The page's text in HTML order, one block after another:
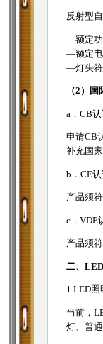
反射型
—额定功
—额定电
—灯头符
（2）
a．CB
申请CB
补充国家
b．CE认
产品须
c．VDE
产品须
二、
1.LED
当前，
灯、普